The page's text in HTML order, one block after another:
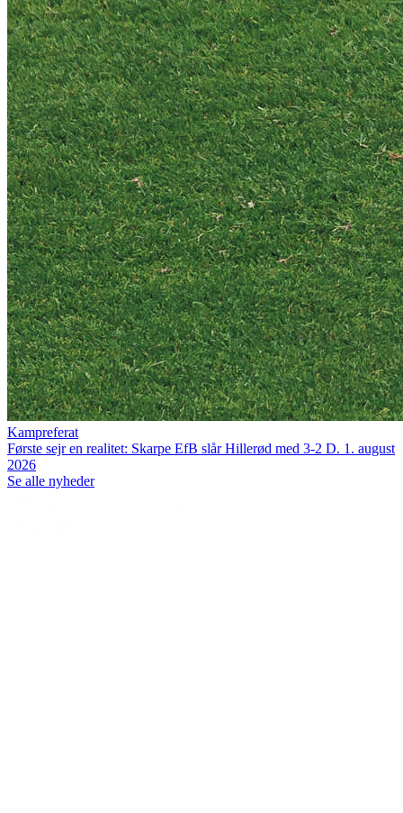
Kampreferat
Første sejr en realitet: Skarpe EfB slår Hillerød med 3-2 D. 1. august
2026
Se alle nyheder